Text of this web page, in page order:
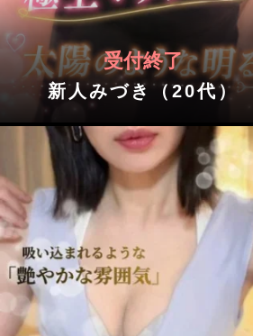
受付終了
新人みづき（20代）